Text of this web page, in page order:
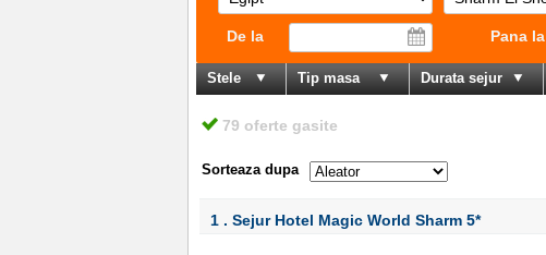
De la Pana la
Stele Tip masa Durata sejur
79 oferte gasite
Sorteaza dupa
1 . Sejur Hotel Magic World Sharm 5*